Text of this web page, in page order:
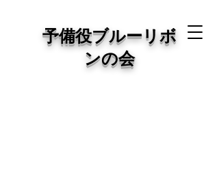
予備役ブルーリボ
ンの会